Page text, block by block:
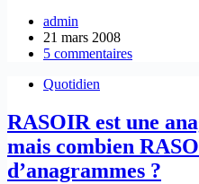
admin
21 mars 2008
5 commentaires
Quotidien
RASOIR est une
mais combien
d’anagrammes ?